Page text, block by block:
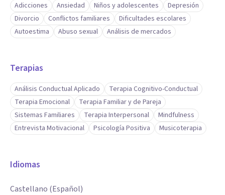
Adicciones Ansiedad Niños y adolescentes
Depresión
Divorcio
Conflictos familiares
Dificultades escolares
Autoestima
Abuso sexual Análisis de mercados
Terapias
Análisis Conductual Aplicado
Terapia Cognitivo-Conductual
Terapia Emocional
Terapia Familiar y de Pareja
Sistemas Familiares
Terapia Interpersonal
Mindfulness
Entrevista Motivacional
Psicología Positiva Musicoterapia
Idiomas
Castellano (Español)